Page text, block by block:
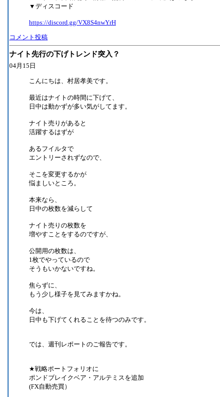
▼ディスコード
https://discord.gg/VX8S4nwYrH
コメント投稿
ナイト先行の下げトレンド突入？
04月15日
こんにちは、村居孝美です。
最近はナイトの時間に下げて、
日中は動かずが多い気がしてます。
ナイト売りがあると
活躍するはずが
あるフイルタで
エントリーされずなので、
そこを変更するかが
悩ましいところ。
本来なら、
日中の枚数を減らして
ナイト売りの枚数を
増やすことをするのですが、
公開用の枚数は、
1枚でやっているので
そうもいかないですね。
焦らずに、
もう少し様子を見てみますかね。
今は、
日中も下げてくれることを待つのみです。
では、週刊レポートのご報告です。
★戦略ポートフォリオに
ポンドブレイクベア・アルテミスを追加
(FX自動売買）